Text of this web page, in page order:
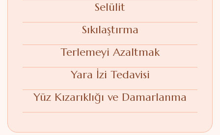
Selülit
Sıkılaştırma
Terlemeyi Azaltmak
Yara İzi Tedavisi
Yüz Kızarıklığı ve Damarlanma